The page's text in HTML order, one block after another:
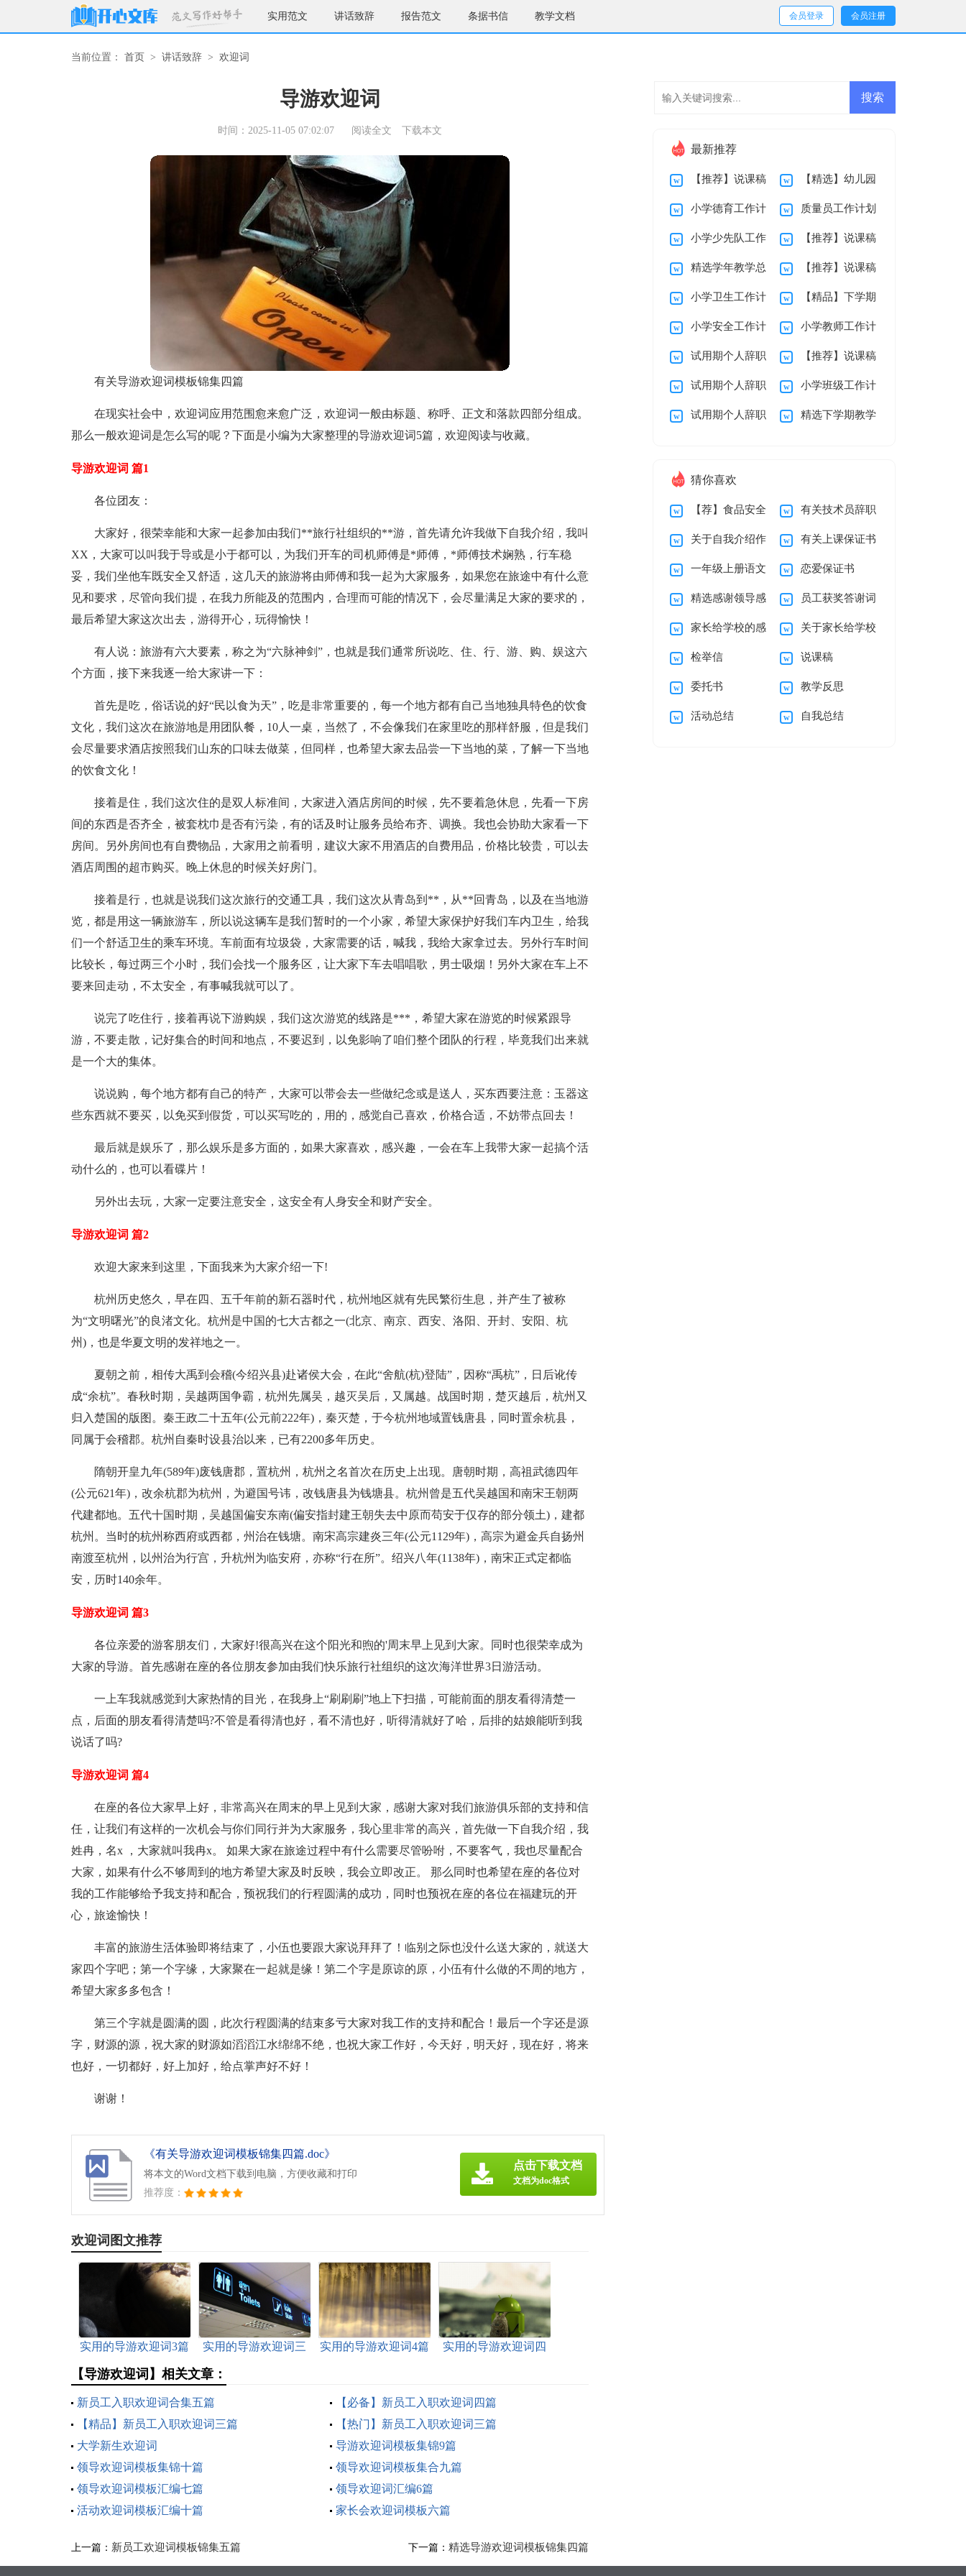
实用范文 讲话致辞 报告范文 条据书信 教学文档 会员登录 会员注册
当前位置： 首页 > 讲话致辞 > 欢迎词
导游欢迎词
时间：2025-11-05 07:02:07 阅读全文 下载本文
有关导游欢迎词模板锦集四篇
在现实社会中，欢迎词应用范围愈来愈广泛，欢迎词一般由标题、称呼、正文和落款四部分组成。
那么一般欢迎词是怎么写的呢？下面是小编为大家整理的导游欢迎词5篇，欢迎阅读与收藏。
导游欢迎词 篇1
各位团友：
大家好，很荣幸能和大家一起参加由我们**旅行社组织的**游，首先请允许我做下自我介绍，我叫
XX，大家可以叫我于导或是小于都可以，为我们开车的司机师傅是*师傅，*师傅技术娴熟，行车稳
妥，我们坐他车既安全又舒适，这几天的旅游将由师傅和我一起为大家服务，如果您在旅途中有什么意
见和要求，尽管向我们提，在我力所能及的范围内，合理而可能的情况下，会尽量满足大家的要求的，
最后希望大家这次出去，游得开心，玩得愉快！
有人说：旅游有六大要素，称之为“六脉神剑”，也就是我们通常所说吃、住、行、游、购、娱这六
个方面，接下来我逐一给大家讲一下：
首先是吃，俗话说的好“民以食为天”，吃是非常重要的，每一个地方都有自己当地独具特色的饮食
文化，我们这次在旅游地是用团队餐，10人一桌，当然了，不会像我们在家里吃的那样舒服，但是我们
会尽量要求酒店按照我们山东的口味去做菜，但同样，也希望大家去品尝一下当地的菜，了解一下当地
的饮食文化！
接着是住，我们这次住的是双人标准间，大家进入酒店房间的时候，先不要着急休息，先看一下房
间的东西是否齐全，被套枕巾是否有污染，有的话及时让服务员给布齐、调换。我也会协助大家看一下
房间。另外房间也有自费物品，大家用之前看明，建议大家不用酒店的自费用品，价格比较贵，可以去
酒店周围的超市购买。晚上休息的时候关好房门。
接着是行，也就是说我们这次旅行的交通工具，我们这次从青岛到**，从**回青岛，以及在当地游
览，都是用这一辆旅游车，所以说这辆车是我们暂时的一个小家，希望大家保护好我们车内卫生，给我
们一个舒适卫生的乘车环境。车前面有垃圾袋，大家需要的话，喊我，我给大家拿过去。另外行车时间
比较长，每过两三个小时，我们会找一个服务区，让大家下车去唱唱歌，男士吸烟！另外大家在车上不
要来回走动，不太安全，有事喊我就可以了。
说完了吃住行，接着再说下游购娱，我们这次游览的线路是***，希望大家在游览的时候紧跟导
游，不要走散，记好集合的时间和地点，不要迟到，以免影响了咱们整个团队的行程，毕竟我们出来就
是一个大的集体。
说说购，每个地方都有自己的特产，大家可以带会去一些做纪念或是送人，买东西要注意：玉器这
些东西就不要买，以免买到假货，可以买写吃的，用的，感觉自己喜欢，价格合适，不妨带点回去！
最后就是娱乐了，那么娱乐是多方面的，如果大家喜欢，感兴趣，一会在车上我带大家一起搞个活
动什么的，也可以看碟片！
另外出去玩，大家一定要注意安全，这安全有人身安全和财产安全。
导游欢迎词 篇2
欢迎大家来到这里，下面我来为大家介绍一下!
杭州历史悠久，早在四、五千年前的新石器时代，杭州地区就有先民繁衍生息，并产生了被称
为“文明曙光”的良渚文化。杭州是中国的七大古都之一(北京、南京、西安、洛阳、开封、安阳、杭
州)，也是华夏文明的发祥地之一。
夏朝之前，相传大禹到会稽(今绍兴县)赴诸侯大会，在此“舍航(杭)登陆”，因称“禹杭”，日后讹传
成“余杭”。春秋时期，吴越两国争霸，杭州先属吴，越灭吴后，又属越。战国时期，楚灭越后，杭州又
归入楚国的版图。秦王政二十五年(公元前222年)，秦灭楚，于今杭州地域置钱唐县，同时置余杭县，
同属于会稽郡。杭州自秦时设县治以来，已有2200多年历史。
隋朝开皇九年(589年)废钱唐郡，置杭州，杭州之名首次在历史上出现。唐朝时期，高祖武德四年
(公元621年)，改余杭郡为杭州，为避国号讳，改钱唐县为钱塘县。杭州曾是五代吴越国和南宋王朝两
代建都地。五代十国时期，吴越国偏安东南(偏安指封建王朝失去中原而苟安于仅存的部分领土)，建都
杭州。当时的杭州称西府或西都，州治在钱塘。南宋高宗建炎三年(公元1129年)，高宗为避金兵自扬州
南渡至杭州，以州治为行宫，升杭州为临安府，亦称“行在所”。绍兴八年(1138年)，南宋正式定都临
安，历时140余年。
导游欢迎词 篇3
各位亲爱的游客朋友们，大家好!很高兴在这个阳光和煦的'周末早上见到大家。同时也很荣幸成为
大家的导游。首先感谢在座的各位朋友参加由我们快乐旅行社组织的这次海洋世界3日游活动。
一上车我就感觉到大家热情的目光，在我身上“刷刷刷”地上下扫描，可能前面的朋友看得清楚一
点，后面的朋友看得清楚吗?不管是看得清也好，看不清也好，听得清就好了哈，后排的姑娘能听到我
说话了吗?
导游欢迎词 篇4
在座的各位大家早上好，非常高兴在周末的早上见到大家，感谢大家对我们旅游俱乐部的支持和信
任，让我们有这样的一次机会与你们同行并为大家服务，我心里非常的高兴，首先做一下自我介绍，我
姓冉，名x ，大家就叫我冉x。 如果大家在旅途过程中有什么需要尽管吩咐，不要客气，我也尽量配合
大家，如果有什么不够周到的地方希望大家及时反映，我会立即改正。 那么同时也希望在座的各位对
我的工作能够给予我支持和配合，预祝我们的行程圆满的成功，同时也预祝在座的各位在福建玩的开
心，旅途愉快！
丰富的旅游生活体验即将结束了，小伍也要跟大家说拜拜了！临别之际也没什么送大家的，就送大
家四个字吧；第一个字缘，大家聚在一起就是缘！第二个字是原谅的原，小伍有什么做的不周的地方，
希望大家多多包含！
第三个字就是圆满的圆，此次行程圆满的结束多亏大家对我工作的支持和配合！最后一个字还是源
字，财源的源，祝大家的财源如滔滔江水绵绵不绝，也祝大家工作好，今天好，明天好，现在好，将来
也好，一切都好，好上加好，给点掌声好不好！
谢谢！
《有关导游欢迎词模板锦集四篇.doc》
将本文的Word文档下载到电脑，方便收藏和打印
推荐度：
点击下载文档
文档为doc格式
欢迎词图文推荐
实用的导游欢迎词3篇
实用的导游欢迎词三
实用的导游欢迎词4篇
实用的导游欢迎词四
【导游欢迎词】相关文章：
新员工入职欢迎词合集五篇
【必备】新员工入职欢迎词四篇
【精品】新员工入职欢迎词三篇
【热门】新员工入职欢迎词三篇
大学新生欢迎词
导游欢迎词模板集锦9篇
领导欢迎词模板集锦十篇
领导欢迎词模板集合九篇
领导欢迎词模板汇编七篇
领导欢迎词汇编6篇
活动欢迎词模板汇编十篇
家长会欢迎词模板六篇
上一篇： 新员工欢迎词模板锦集五篇 下一篇： 精选导游欢迎词模板锦集四篇
最新推荐
【推荐】说课稿
初中集锦四篇
【精选】幼儿园
说课稿三篇
小学德育工作计
划
质量员工作计划
小学少先队工作
计划
【推荐】说课稿
范文集锦7篇
精选学年教学总
结范文汇总6篇
【推荐】说课稿
4篇
小学卫生工作计
划
【精品】下学期
教学总结10篇
小学安全工作计
划
小学教师工作计
划
试用期个人辞职
报告范文7篇
【推荐】说课稿
3篇
试用期个人辞职
报告范文汇总10篇
小学班级工作计
划范文
试用期个人辞职 精选下学期教学
猜你喜欢
【荐】食品安全
承诺书
有关技术员辞职
报告四篇
关于自我介绍作
文锦集8篇
有关上课保证书
集锦十篇
一年级上册语文
教学计划模板汇总7
篇
恋爱保证书
精选感谢领导感
谢信合集七篇
员工获奖答谢词
家长给学校的感
谢信集合5篇
关于家长给学校
的感谢信汇编五篇
检举信 说课稿
委托书 教学反思
活动总结 自我总结